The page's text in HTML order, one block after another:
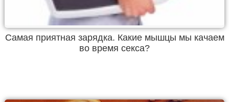
Самая приятная зарядка. Какие мышцы мы качаем
во время секса?